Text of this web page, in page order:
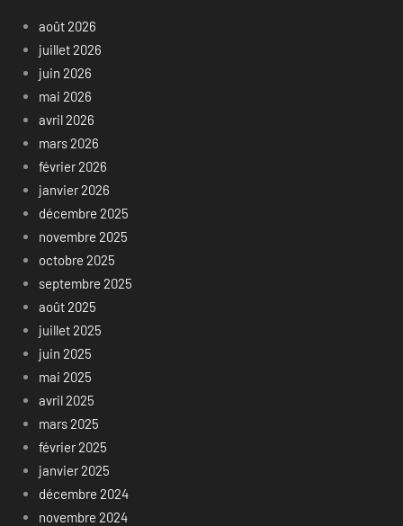
août 2026
juillet 2026
juin 2026
mai 2026
avril 2026
mars 2026
février 2026
janvier 2026
décembre 2025
novembre 2025
octobre 2025
septembre 2025
août 2025
juillet 2025
juin 2025
mai 2025
avril 2025
mars 2025
février 2025
janvier 2025
décembre 2024
novembre 2024